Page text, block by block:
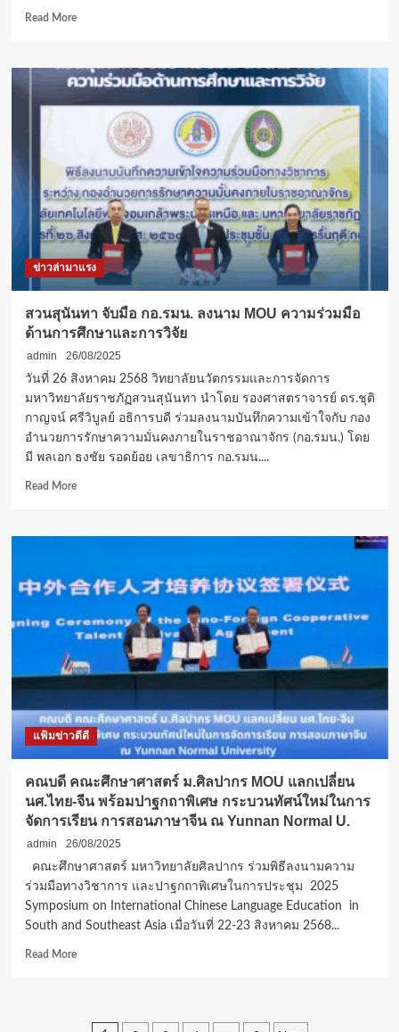
Read MoreRead
ราช
มงคล
ดุสิต
และ
เครือ
ข่าย
สถาบัน
อุดมศึกษา
สาน
เคลื่อน
ชุมชน
ข่าวล่ามาแรง
สวนสุนันทา จับมือ กอ.รมน. ลงนาม MOU ความร่วมมือ
ด้านการศึกษาและการวิจัย
admin
26/08/2025
วันที่ 26 สิงหาคม 2568 วิทยาลัยนวัตกรรมและการจัดการ
มหาวิทยาลัยราชภัฏสวนสุนันทา นำโดย รองศาสตราจารย์ ดร.ชุติ
กาญจน์ ศรีวิบูลย์ อธิการบดี ร่วมลงนามบันทึกความเข้าใจกับ กอง
อำนวยการรักษาความมั่นคงภายในราชอาณาจักร (กอ.รมน.) โดย
มี พลเอก ธงชัย รอดย้อย เลขาธิการ กอ.รมน....
Read MoreRead
สวนสุนันทา
กอ.รมน.
นาม
MOU
ร่วม
การ
ศึกษา
วิจัย
แฟ้มข่าวดีดี
คณบดี คณะศึกษาศาสตร์ ม.ศิลปากร MOU แลกเปลี่ยน
นศ.ไทย-จีน พร้อมปาฐกถาพิเศษ กระบวนทัศน์ใหม่ในการ
จัดการเรียน การสอนภาษาจีน ณ Yunnan Normal U.
admin
26/08/2025
คณะศึกษาศาสตร์ มหาวิทยาลัยศิลปากร ร่วมพิธีลงนามความ
ร่วมมือทางวิชาการ และปาฐกถาพิเศษในการประชุม 2025
Symposium on International Chinese Language Education in
South and Southeast Asia เมื่อวันที่ 22-23 สิงหาคม 2568...
Read MoreRead